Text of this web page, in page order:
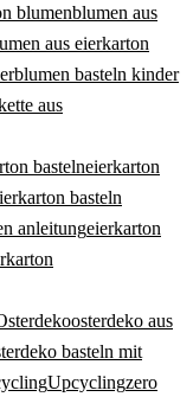
blumenblumen aus
aus eierkarton
blumen basteln kinder
aus
bastelneierkarton
basteln
anleitungeierkarton
osterdeko aus
basteln mit
Upcyclingzero